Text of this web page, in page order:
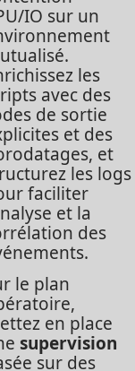
IO sur un
les
avec des
de sortie
et des
et
les logs
faciliter
et la
des
le plan
en place
supervision
sur des